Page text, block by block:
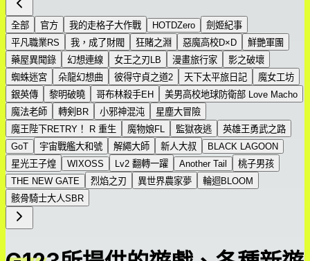
全部 官方 我的走格子大作戰 HOTDZero
劍姬紀事
平凡職業RS
我，成了財閥 狂賭之淵 惡魔高校D×D
鮮艷軍團
藥屋異聞錄
幻想連線 女王之刃LB 漫畫旅行家
影之破壞
蜘蛛迷宮
朵龍幻想曲 彼得守貞之道2 天下太平旅日記
魔女工坊
銀英傳
黎明破曉 哥布林殺手EH
美男高校地球防衛部 Love Macho
魔法老師
轉剣BR 小邪神混沌
星塵大冒險
魔王陛下RETRY！ R 重生
魔物娘FL 監獄夜逃
英雄王勇武之路
GoT
宇宙戰艦大和號 解繩大師 新人大叔
BLACK LAGOON
星光王子煌
WIXOSS Lv2 翻轉一躍 Another Tail
桃子男孩
THE NEW GATE
烈焰之刃 異世界農家夢
輪迴BLOOM
骸骨騎士大人SBR